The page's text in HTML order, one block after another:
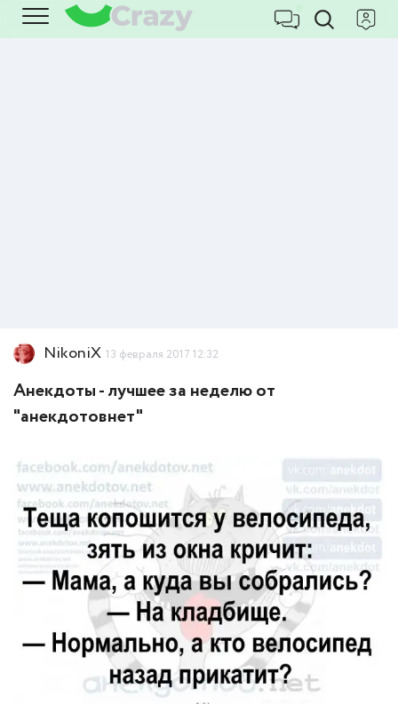
NikoniX 13 февраля 2017 12:32
Анекдоты - лучшее за неделю от
"анекдотовнет"